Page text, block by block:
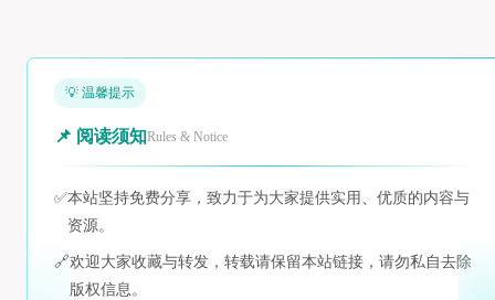
💡 温馨提示
📌 阅读须知Rules & Notice
✅本站坚持免费分享，致力于为大家提供实用、优质的内容与
资源。
🔗欢迎大家收藏与转发，转载请保留本站链接，请勿私自去除
版权信息。